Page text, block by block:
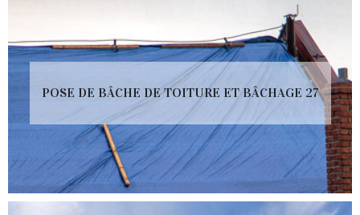
POSE DE BÂCHE DE TOITURE ET BÂCHAGE 27